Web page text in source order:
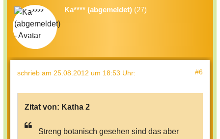
Ka**** (abgemeldet) (27)
schrieb am 25.08.2012 um 18:53 Uhr: #6
Zitat von: Katha 2
Streng botanisch gesehen sind das aber